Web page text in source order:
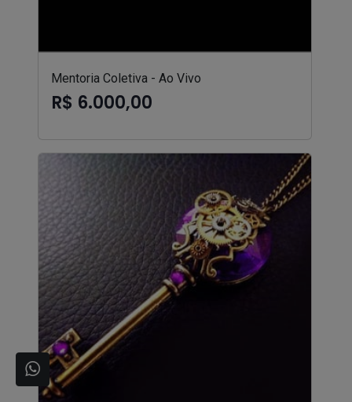
Mentoria Coletiva - Ao Vivo
R$ 6.000,00